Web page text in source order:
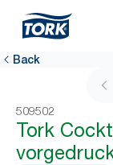
Back
509502
Tork